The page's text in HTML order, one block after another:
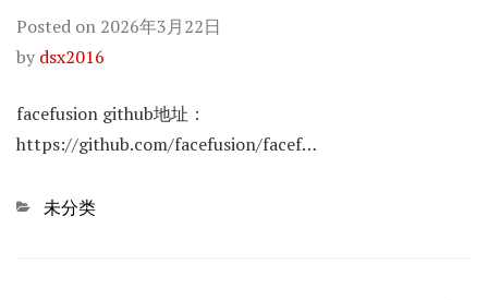
Posted on 2026年3月22日
by dsx2016
facefusion github地址：
https://github.com/facefusion/facef…
Categories
未分类